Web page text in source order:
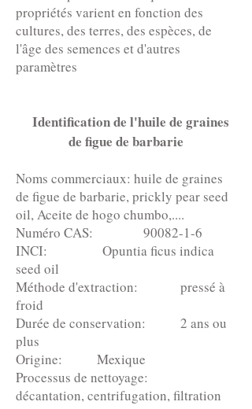
propriétés varient en fonction des
cultures, des terres, des espèces, de
l'âge des semences et d'autres
paramètres
Identification de l'huile de graines
de figue de barbarie
Noms commerciaux: huile de graines
de figue de barbarie, prickly pear seed
oil, Aceite de hogo chumbo,....
Numéro CAS: 90082-1-6
INCI: Opuntia ficus indica
seed oil
Méthode d'extraction: pressé à
froid
Durée de conservation: 2 ans ou
plus
Origine: Mexique
Processus de nettoyage:
décantation, centrifugation, filtration